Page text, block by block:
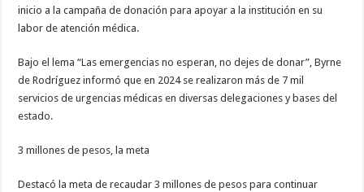
inicio a la campaña de donación para apoyar a la institución en su
labor de atención médica.
Bajo el lema “Las emergencias no esperan, no dejes de donar”, Byrne
de Rodríguez informó que en 2024 se realizaron más de 7 mil
servicios de urgencias médicas en diversas delegaciones y bases del
estado.
3 millones de pesos, la meta
Destacó la meta de recaudar 3 millones de pesos para continuar